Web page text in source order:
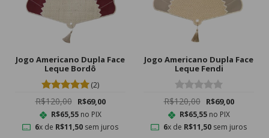
Jogo Americano Dupla Face
Leque Bordô
(2)
R$120,00 R$69,00
R$65,55no PIX
6x de R$11,50sem juros
Jogo Americano Dupla Face
Leque Fendi
R$120,00 R$69,00
R$65,55no PIX
6x de R$11,50sem juros